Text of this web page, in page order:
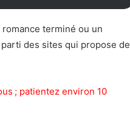
terminé ou un
des sites qui propose de
; patientez environ 10